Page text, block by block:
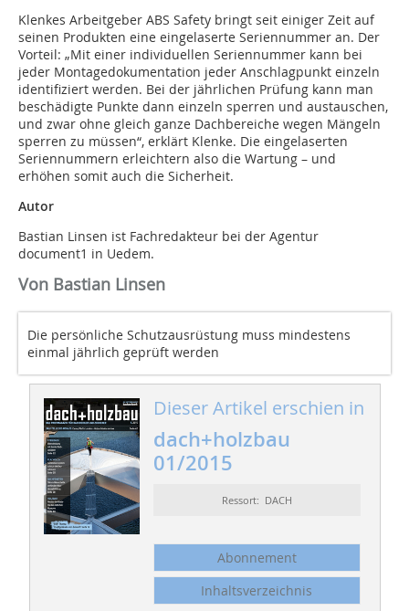
Klenkes Arbeitgeber ABS Safety bringt seit einiger Zeit auf
seinen Produkten eine eingelaserte Seriennummer an. Der
Vorteil: „Mit einer individuellen Seriennummer kann bei
jeder Montagedokumentation jeder Anschlagpunkt einzeln
identifiziert werden. Bei der jährlichen Prüfung kann man
beschädigte Punkte dann einzeln sperren und austauschen,
und zwar ohne gleich ganze Dachbereiche wegen Mängeln
sperren zu müssen“, erklärt Klenke. Die eingelaserten
Seriennummern erleichtern also die Wartung – und
erhöhen somit auch die Sicherheit.
Autor
Bastian Linsen ist Fachredakteur bei der Agentur
document1 in Uedem.
Von Bastian Linsen
Die persönliche Schutzausrüstung muss mindestens
einmal jährlich geprüft werden
Dieser Artikel erschien in
dach+holzbau
01/2015
Ressort: DACH
Abonnement
Inhaltsverzeichnis